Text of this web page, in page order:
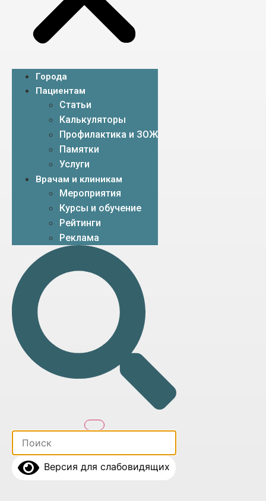
Города
Пациентам
Статьи
Калькуляторы
Профилактика и ЗОЖ
Памятки
Услуги
Врачам и клиникам
Мероприятия
Курсы и обучение
Рейтинги
Реклама
Версия для слабовидящих